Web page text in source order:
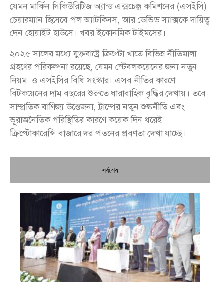
যেমন মার্কিন সিকিউরিটিজ অ্যান্ড এক্সচেঞ্জ কমিশনের (এসইসি)
চেয়ারম্যান হিসেবে পল অ্যাটকিনস, আর ডেভিড স্যাক্সকে দায়িত্ব
দেন হোয়াইট হাউসে। খবর ইকোনমিক টাইমসের।
২০২৫ সালের মধ্যে যুক্তরাষ্ট্রে ক্রিপ্টো খাতে বিভিন্ন নীতিমালা
গ্রহণের পরিকল্পনা রয়েছে, যেমন স্টেবলকয়েনের জন্য নতুন
নিয়ম, ও এসইসির বিধি সংস্কার। এসব নীতির কারণে
বিটকয়েনের দাম বছরের শুরুতে ধারাবাহিক বৃদ্ধির দেখায়। তবে
সাম্প্রতিক বাণিজ্য উত্তেজনা, ট্রাম্পের নতুন শুল্কনীতি এবং
ভূরাজনৈতিক পরিস্থিতির কারণে কয়েক দিন ধরেই
ক্রিপ্টোকারেন্সি বাজারে দর পতনের প্রবণতা দেখা যাচ্ছে।
সর্বশেষ